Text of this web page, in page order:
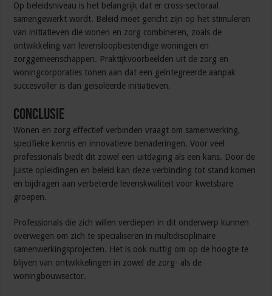
Op beleidsniveau is het belangrijk dat er cross-sectoraal
samengewerkt wordt. Beleid moet gericht zijn op het stimuleren
van initiatieven die wonen en zorg combineren, zoals de
ontwikkeling van levensloopbestendige woningen en
zorggemeenschappen. Praktijkvoorbeelden uit de zorg en
woningcorporaties tonen aan dat een geïntegreerde aanpak
succesvoller is dan geïsoleerde initiatieven.
Conclusie
Wonen en zorg effectief verbinden vraagt om samenwerking,
specifieke kennis en innovatieve benaderingen. Voor veel
professionals biedt dit zowel een uitdaging als een kans. Door de
juiste opleidingen en beleid kan deze verbinding tot stand komen
en bijdragen aan verbeterde levenskwaliteit voor kwetsbare
groepen.
Professionals die zich willen verdiepen in dit onderwerp kunnen
overwegen om zich te specialiseren in multidisciplinaire
samenwerkingsprojecten. Het is ook nuttig om op de hoogte te
blijven van ontwikkelingen in zowel de zorg- als de
woningbouwsector.